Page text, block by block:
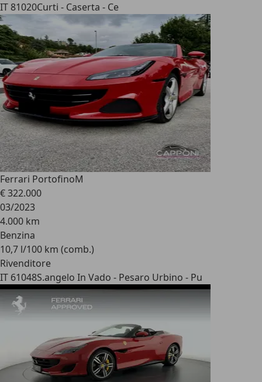
IT 81020Curti - Caserta - Ce
Ferrari PortofinoM
€ 322.000
03/2023
4.000 km
Benzina
10,7 l/100 km (comb.)
Rivenditore
IT 61048S.angelo In Vado - Pesaro Urbino - Pu